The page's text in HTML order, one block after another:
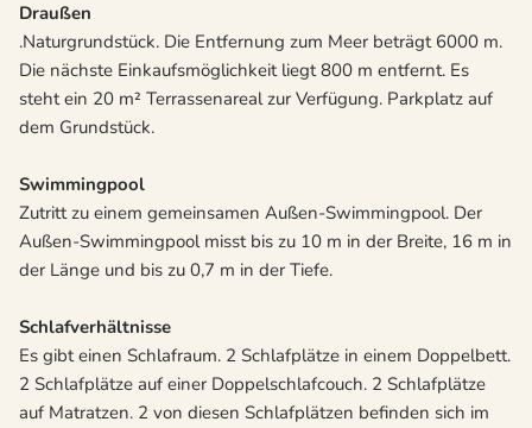
Draußen
.Naturgrundstück. Die Entfernung zum Meer beträgt 6000 m.
Die nächste Einkaufsmöglichkeit liegt 800 m entfernt. Es
steht ein 20 m² Terrassenareal zur Verfügung. Parkplatz auf
dem Grundstück.
Swimmingpool
Zutritt zu einem gemeinsamen Außen-Swimmingpool. Der
Außen-Swimmingpool misst bis zu 10 m in der Breite, 16 m in
der Länge und bis zu 0,7 m in der Tiefe.
Schlafverhältnisse
Es gibt einen Schlafraum. 2 Schlafplätze in einem Doppelbett.
2 Schlafplätze auf einer Doppelschlafcouch. 2 Schlafplätze
auf Matratzen. 2 von diesen Schlafplätzen befinden sich im